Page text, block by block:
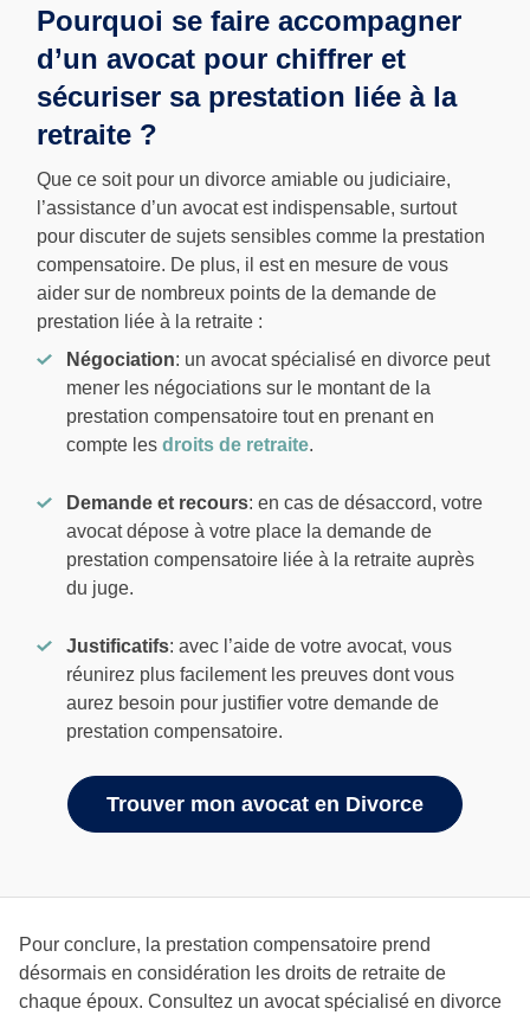
Pourquoi se faire accompagner
d’un avocat pour chiffrer et
sécuriser sa prestation liée à la
retraite ?
Que ce soit pour un divorce amiable ou judiciaire,
l’assistance d’un avocat est indispensable, surtout
pour discuter de sujets sensibles comme la prestation
compensatoire. De plus, il est en mesure de vous
aider sur de nombreux points de la demande de
prestation liée à la retraite :
Négociation: un avocat spécialisé en divorce peut
mener les négociations sur le montant de la
prestation compensatoire tout en prenant en
compte les droits de retraite.
Demande et recours: en cas de désaccord, votre
avocat dépose à votre place la demande de
prestation compensatoire liée à la retraite auprès
du juge.
Justificatifs: avec l’aide de votre avocat, vous
réunirez plus facilement les preuves dont vous
aurez besoin pour justifier votre demande de
prestation compensatoire.
Trouver mon avocat en Divorce
Pour conclure, la prestation compensatoire prend
désormais en considération les droits de retraite de
chaque époux. Consultez un avocat spécialisé en divorce